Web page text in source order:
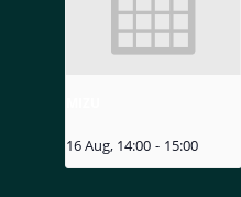
16 Aug, 14:00 - 15:00